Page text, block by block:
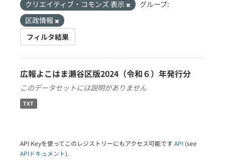
クリエイティブ・コモンズ 表示
グループ:
区政情報
フィルタ結果
広報よこはま瀬谷区版2024（令和６）年発行分
このデータセットには説明がありません
TXT
API Keyを使ってこのレジストリーにもアクセス可能です API (see
APIドキュメント).